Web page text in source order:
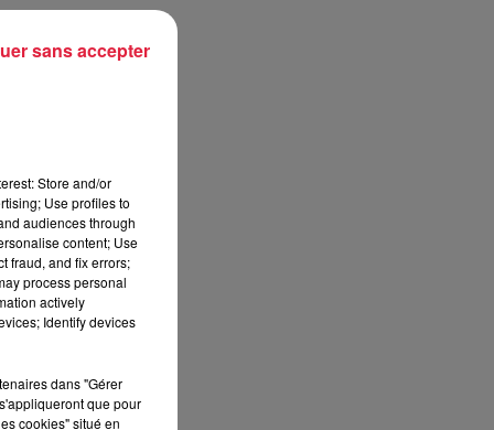
Store and/or
Use profiles to
audiences through
content; Use
fraud, and fix errors;
process personal
actively
Identify devices
dans "Gérer
que pour
cookies" situé en
sans accepter